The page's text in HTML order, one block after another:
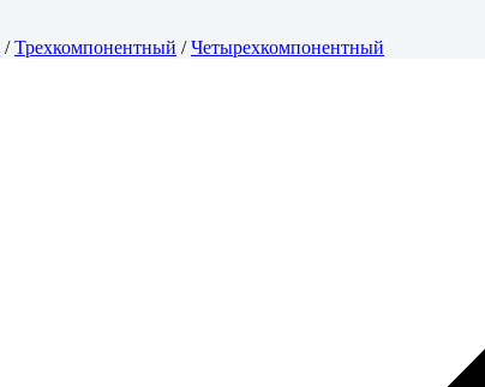
/Трехкомпонентный /Четырехкомпонентный